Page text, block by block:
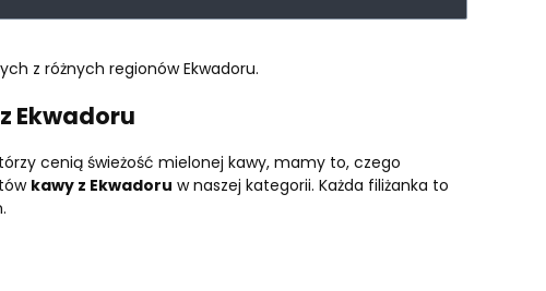
z różnych regionów Ekwadoru.
Ekwadoru
cenią świeżość mielonej kawy, mamy to, czego
kawy z Ekwadoru w naszej kategorii. Każda filiżanka to